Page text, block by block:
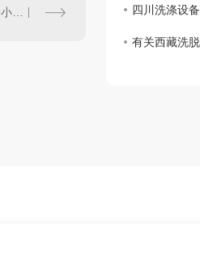
四川洗涤设备在使用过程中维护小常识！ 四川洗涤设备